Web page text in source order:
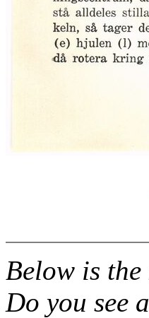
Below is the
Do you see